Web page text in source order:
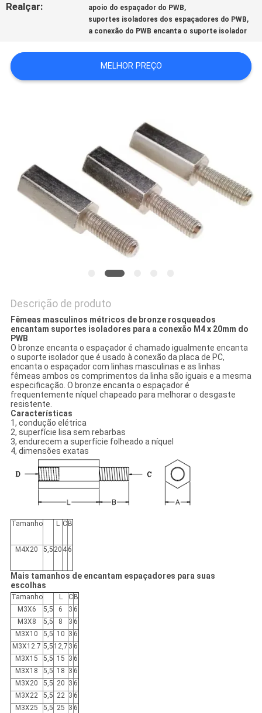
Realçar: apoio do espaçador do PWB,
suportes isoladores dos espaçadores do PWB,
a conexão do PWB encanta o suporte isolador
MELHOR PREÇO
Descrição de produto
Fêmeas masculinos métricos de bronze rosqueados
encantam suportes isoladores para a conexão M4 x 20mm do
PWB
O bronze encanta o espaçador é chamado igualmente encanta
o suporte isolador que é usado à conexão da placa de PC,
encanta o espaçador com linhas masculinas e as linhas
fêmeas ambos os comprimentos da linha são iguais e a mesma
especificação. O bronze encanta o espaçador é
frequentemente níquel chapeado para melhorar o desgaste
resistente.
Características
1, condução elétrica
2, superfície lisa sem rebarbas
3, endurecem a superfície folheado a níquel
4, dimensões exatas
Tamanho L C B
M4X20 5,5 20 46
Mais tamanhos de encantam espaçadores para suas
escolhas
Tamanho L C B
M3X6
5,5 6 3 6
M3X8
5,5 8 3 6
M3X10
5,5 10 3 6
M3X12.7 5,5 12,7 3 6
M3X15
5,5 15 3 6
M3X18
5,5 18 3 6
M3X20
5,5 20 3 6
M3X22
5,5 22 3 6
M3X25
5,5 25 3 6